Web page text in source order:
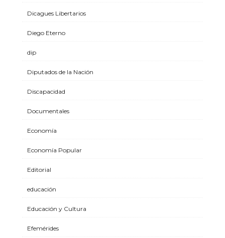
Dicagues Libertarios
Diego Eterno
dip
Diputados de la Nación
Discapacidad
Documentales
Economía
Economía Popular
Editorial
educación
Educación y Cultura
Efemérides